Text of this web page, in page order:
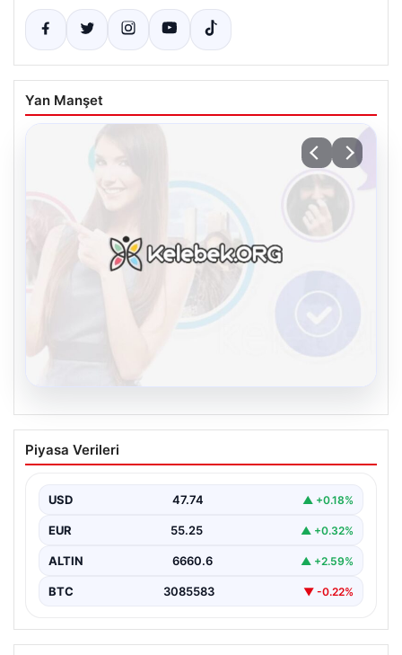
Yan Manşet
08.08.2026
Kelebek sohbet platformu İle Çevrim içi
İletişimin Seviyeli Adresi Ve Sohbet
İnternet çağında bireylerin güvenli bir şekilde bağlantı
Piyasa Verileri
USD 47.74 ▲ +0.18%
EUR 55.25 ▲ +0.32%
ALTIN 6660.6 ▲ +2.59%
BTC 3085583 ▼ -0.22%